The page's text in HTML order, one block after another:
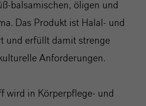
balsamischen, öligen und
Das Produkt ist Halal- und
und erfüllt damit strenge
Anforderungen.
wird in Körperpflege- und